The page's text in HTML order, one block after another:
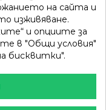
на сайта и
изживяване.
и опциите за
в "Общи условия"
бисквитки".